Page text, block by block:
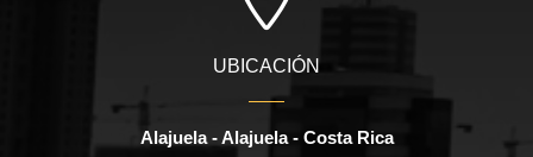
UBICACIÓN
Alajuela - Alajuela - Costa Rica